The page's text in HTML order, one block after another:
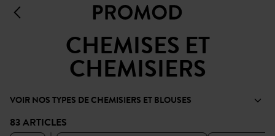
CHEMISES ET
CHEMISIERS
VOIR NOS TYPES DE CHEMISIERS ET BLOUSES
83 ARTICLES